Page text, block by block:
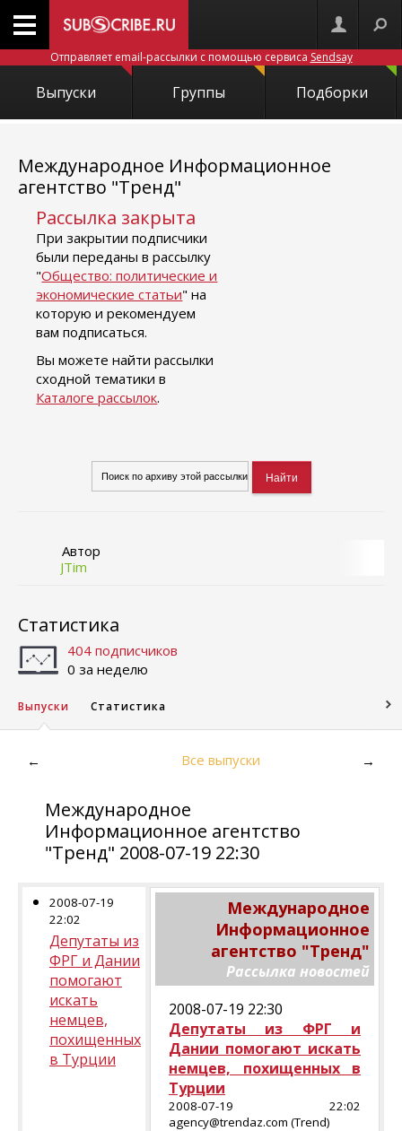
Отправляет email-рассылки с помощью сервиса Sendsay
Выпуски Группы Подборки
Международное Информационное
агентство "Тренд"
Рассылка закрыта
При закрытии подписчики
были переданы в рассылку
"Общество: политические и
экономические статьи" на
которую и рекомендуем
вам подписаться.
Вы можете найти рассылки
сходной тематики в
Каталоге рассылок.
Автор
JTim
Статистика
404 подписчиков
0 за неделю
Выпуски Статистика
← Все выпуски →
Международное
Информационное агентство
"Тренд" 2008-07-19 22:30
2008-07-19
22:02
Депутаты из
ФРГ и Дании
помогают
искать
немцев,
похищенных
в Турции
Международное
Информационное
агентство "Тренд"
Рассылка новостей
2008-07-19 22:30
Депутаты из ФРГ и
Дании помогают искать
немцев, похищенных в
Турции
2008-07-19 22:02
agency@trendaz.com (Trend)